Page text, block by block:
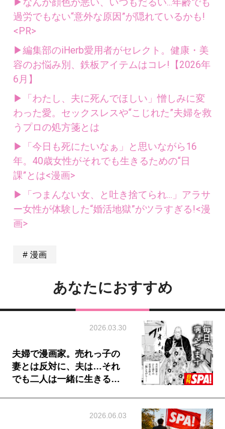
過労でもない“意外な原因”が隠れているかも!
<PR>
▶編集部のiHerb愛用者がセレクト。健康・美
容のお悩み別、鉄板アイテムはコレ!【2026年
6月】
▶「わたし、夫に死んでほしい」憎しみに変
わった愛。セックスレスや“こじれた”夫婦を救
うプロの処方箋とは
▶「今日も死にたいなぁ」と思いながら16
年。40歳女性がそれでも生きるための“日
課”とは<漫画>
▶「つまんない女、と吐き捨てられ...」アラサ
ー女性が体験した“婚活地獄”がツラすぎる!<漫
画>
漫画
あなたにおすすめ
2026.03.30
夫婦で漫画家。売れっ子の
妻とは反対に、夫は…それ
でも二人は一緒に生きる…
2026.06.03